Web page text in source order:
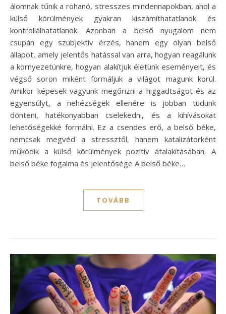
álomnak tűnik a rohanó, stresszes mindennapokban, ahol a
külső körülmények gyakran kiszámíthatatlanok és
kontrollálhatatlanok. Azonban a belső nyugalom nem
csupán egy szubjektív érzés, hanem egy olyan belső
állapot, amely jelentős hatással van arra, hogyan reagálunk
a környezetünkre, hogyan alakítjuk életünk eseményeit, és
végső soron miként formáljuk a világot magunk körül.
Amikor képesek vagyunk megőrizni a higgadtságot és az
egyensúlyt, a nehézségek ellenére is jobban tudunk
dönteni, hatékonyabban cselekedni, és a kihívásokat
lehetőségekké formálni. Ez a csendes erő, a belső béke,
nemcsak megvéd a stressztől, hanem katalizátorként
működik a külső körülmények pozitív átalakításában. A
belső béke fogalma és jelentősége A belső béke…
TOVÁBB